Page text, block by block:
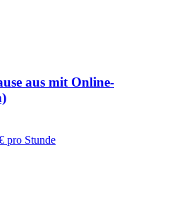
aus mit Online-
pro Stunde